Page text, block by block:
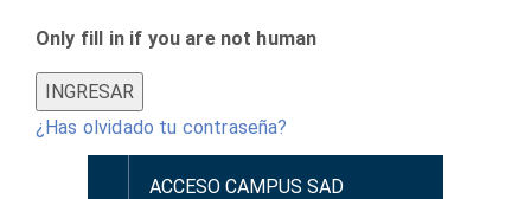
Only fill in if you are not human
¿Has olvidado tu contraseña?
ACCESO CAMPUS SAD